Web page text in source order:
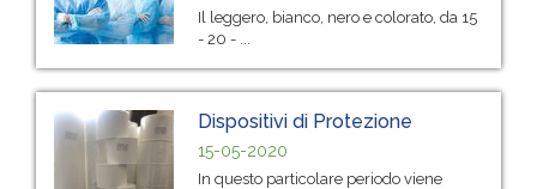
Il leggero, bianco, nero e colorato, da 15
- 20 - ...
Dispositivi di Protezione
15-05-2020
In questo particolare periodo viene